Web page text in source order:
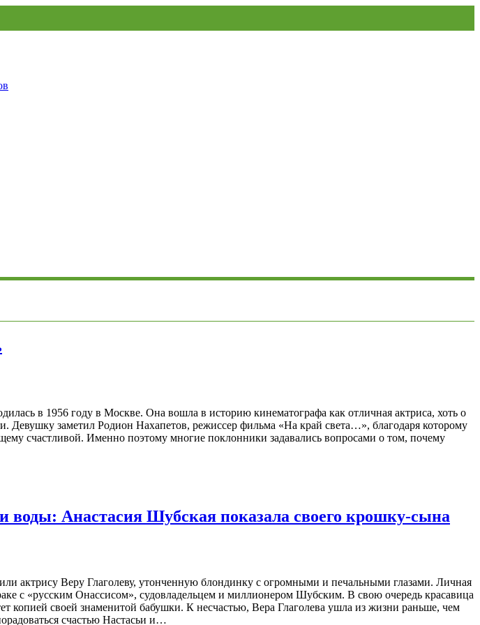
в 1956 году в Москве. Она вошла в историю кинематографа как отличная актриса, хоть о
Девушку заметил Родион Нахапетов, режиссер фильма «На край света…», благодаря которому
счастливой. Именно поэтому многие поклонники задавались вопросами о том, почему
воды: Анастасия Шубская показала своего крошку-сына
актрису Веру Глаголеву, утонченную блондинку с огромными и печальными глазами. Личная
с «русским Онассисом», судовладельцем и миллионером Шубским. В свою очередь красавица
копией своей знаменитой бабушки. К несчастью, Вера Глаголева ушла из жизни раньше, чем
счастью Настасьи и…